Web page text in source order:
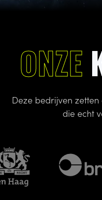
ONZE
Deze bedrijven
die echt